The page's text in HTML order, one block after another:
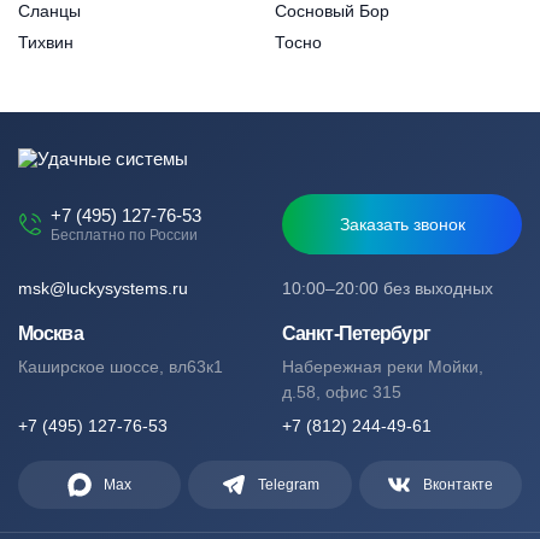
Сланцы
Сосновый Бор
Тихвин
Тосно
+7 (495) 127-76-53
Бесплатно по России
Заказать звонок
10:00–20:00 без выходных
msk@luckysystems.ru
Москва
Каширское шоссе, вл63к1
+7 (495) 127-76-53
Санкт-Петербург
Набережная реки Мойки,
д.58, офис 315
+7 (812) 244-49-61
Max Telegram Вконтакте